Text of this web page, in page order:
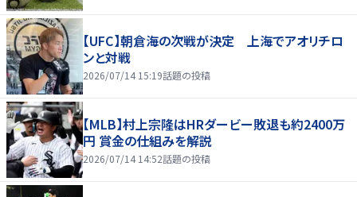
【UFC】朝倉海の次戦が決定 上海でアオリチロ
ンと対戦
2026/07/14 15:19話題の投稿
【MLB】村上宗隆はHRダービー敗退も約2400万
円 賞金の仕組みを解説
2026/07/14 14:52話題の投稿